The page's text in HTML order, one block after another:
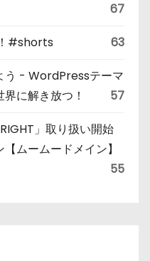
67
#shorts 63
う - WordPressテーマ
界に解き放つ！
57
」取り扱い開始
ムームードメイン】
55